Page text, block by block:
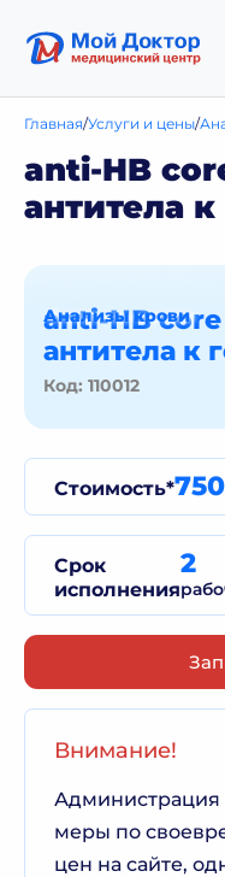
Главная Услуги и цены
anti-HB
антитела к
anti-HB
антитела к
Код: 110012
Анализы крови
Стоимость*
Срок
исполнения
2
Внимание!
меры по
цен на сайте,